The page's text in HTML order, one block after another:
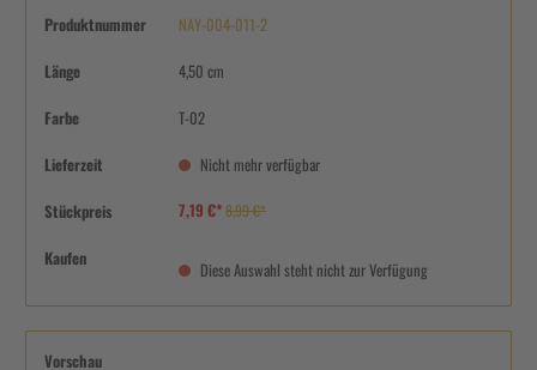
Produktnummer NAY-004-011-2
Länge 4,50 cm
Farbe T-02
Lieferzeit Nicht mehr verfügbar
Stückpreis 7,19 €*8,99 €*
Kaufen
Diese Auswahl steht nicht zur Verfügung
Vorschau